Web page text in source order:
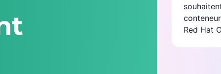
Explorer toutes les formations
Red Hat